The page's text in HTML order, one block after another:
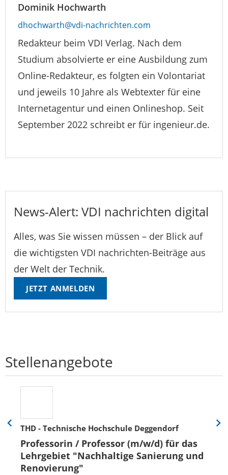
Dominik Hochwarth
dhochwarth@vdi-nachrichten.com
Redakteur beim VDI Verlag. Nach dem
Studium absolvierte er eine Ausbildung zum
Online-Redakteur, es folgten ein Volontariat
und jeweils 10 Jahre als Webtexter für eine
Internetagentur und einen Onlineshop. Seit
September 2022 schreibt er für ingenieur.de.
News-Alert: VDI nachrichten digital
Alles, was Sie wissen müssen – der Blick auf
die wichtigsten VDI nachrichten-Beiträge aus
der Welt der Technik.
JETZT ANMELDEN
Stellenangebote
THD - Technische Hochschule Deggendorf
Professorin / Professor (m/w/d) für das
Lehrgebiet "Nachhaltige Sanierung und
Renovierung"
Eine
zurück
Eine